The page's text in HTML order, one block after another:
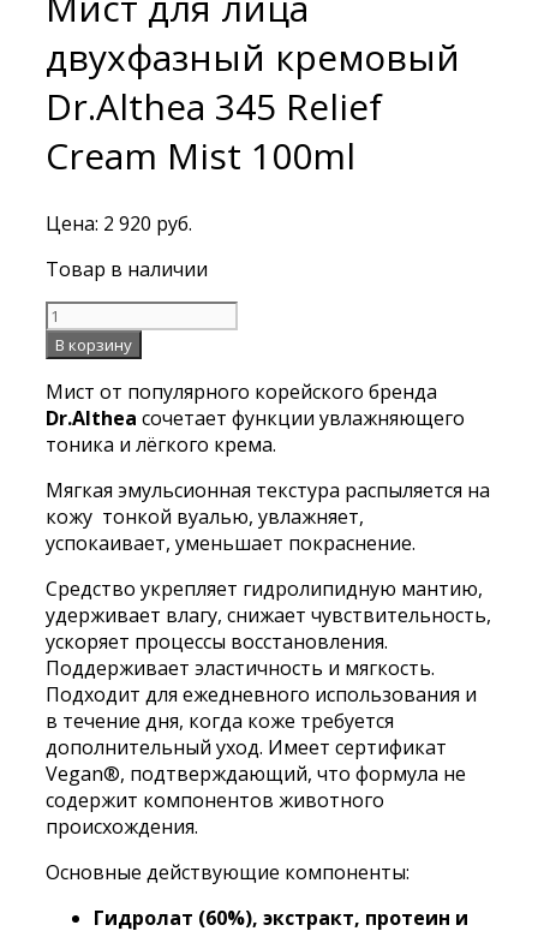
двухфазный кремовый
Dr.Althea 345 Relief
Cream Mist 100ml
Цена: 2 920 руб.
Товар в наличии
Количество
Мист
для
лица
двухфазный
кремовый
345
Relief
Cream
Mist
100ml
В корзину
Мист от популярного корейского бренда
Dr.Althea сочетает функции увлажняющего
тоника и лёгкого крема.
Мягкая эмульсионная текстура распыляется на
кожу тонкой вуалью, увлажняет,
успокаивает, уменьшает покраснение.
Средство укрепляет гидролипидную мантию,
удерживает влагу, снижает чувствительность,
ускоряет процессы восстановления.
Поддерживает эластичность и мягкость.
Подходит для ежедневного использования и
в течение дня, когда коже требуется
дополнительный уход. Имеет сертификат
Vegan®, подтверждающий, что формула не
содержит компонентов животного
происхождения.
Основные действующие компоненты:
Гидролат (60%), экстракт, протеин и